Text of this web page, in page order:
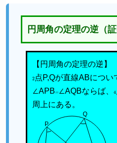
円周角の定理の逆（証
【円周角の定理の逆】
2点P,Qが直線ABについ
∠APB ∠AQBならば、
周上にある。
P
Q